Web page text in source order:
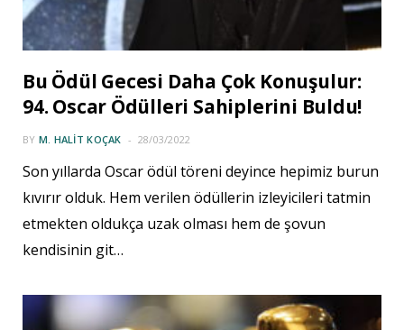
Bu Ödül Gecesi Daha Çok Konuşulur:
94. Oscar Ödülleri Sahiplerini Buldu!
BY M. HALIT KOÇAK 28/03/2022
Son yıllarda Oscar ödül töreni deyince hepimiz burun
kıvırır olduk. Hem verilen ödüllerin izleyicileri tatmin
etmekten oldukça uzak olması hem de şovun
kendisinin git…